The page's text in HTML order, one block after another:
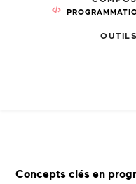
Concepts clés en